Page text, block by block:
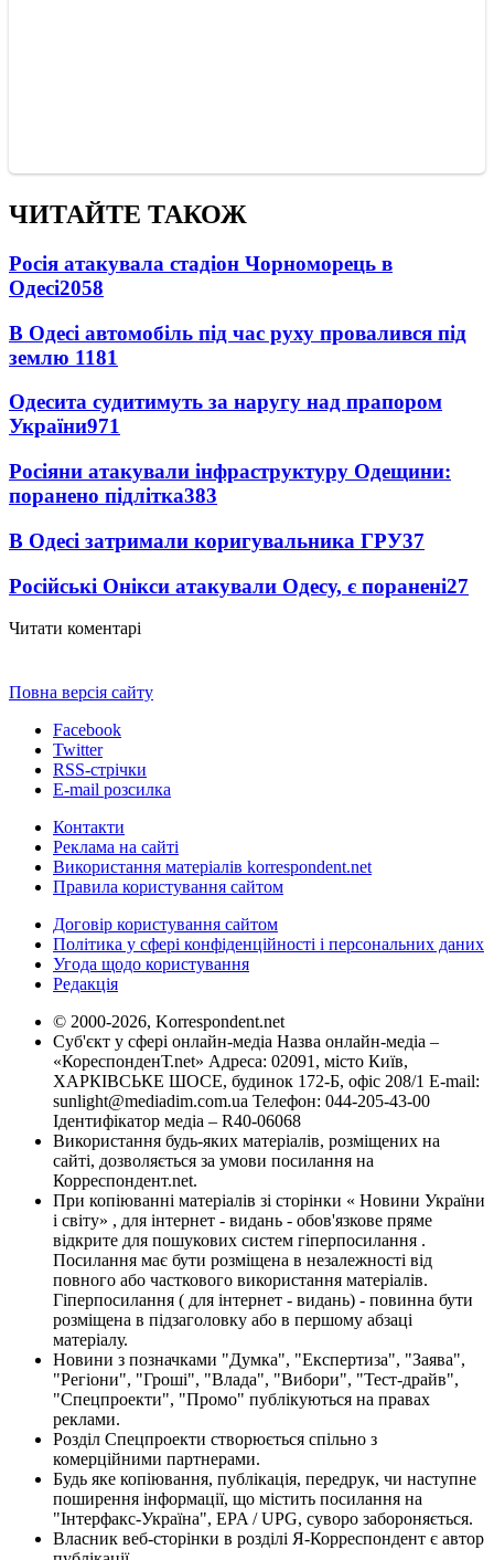
ЧИТАЙТЕ ТАКОЖ
Росія атакувала стадіон Чорноморець в
Одесі2058
В Одесі автомобіль під час руху провалився під
землю 1181
Одесита судитимуть за наругу над прапором
України971
Росіяни атакували інфраструктуру Одещини:
поранено підлітка383
В Одесі затримали коригувальника ГРУ37
Російські Онікси атакували Одесу, є поранені27
Читати коментарі
Повна версія сайту
Facebook
Twitter
RSS-стрічки
E-mail розсилка
Контакти
Реклама на сайті
Використання матеріалів korrespondent.net
Правила користування сайтом
Договір користування сайтом
Політика у сфері конфіденційності і персональних даних
Угода щодо користування
Редакція
© 2000-2026, Korrespondent.net
Суб'єкт у сфері онлайн-медіа Назва онлайн-медіа –
«КореспонденТ.net» Адреса: 02091, місто Київ,
ХАРКІВСЬКЕ ШОСЕ, будинок 172-Б, офіс 208/1 E-mail:
sunlight@mediadim.com.ua Телефон: 044-205-43-00
Ідентифікатор медіа – R40-06068
Використання будь-яких матеріалів, розміщених на
сайті, дозволяється за умови посилання на
Корреспондент.net.
При копіюванні матеріалів зі сторінки « Новини України
і світу» , для інтернет - видань - обов'язкове пряме
відкрите для пошукових систем гіперпосилання .
Посилання має бути розміщена в незалежності від
повного або часткового використання матеріалів.
Гіперпосилання ( для інтернет - видань) - повинна бути
розміщена в підзаголовку або в першому абзаці
матеріалу.
Новини з позначками "Думка", "Експертиза", "Заява",
"Регіони", "Гроші", "Влада", "Вибори", "Тест-драйв",
"Спецпроекти", "Промо" публікуються на правах
реклами.
Розділ Спецпроекти створюється спільно з
комерційними партнерами.
Будь яке копіювання, публікація, передрук, чи наступне
поширення інформації, що містить посилання на
"Інтерфакс-Україна", EPA / UPG, суворо забороняється.
Власник веб-сторінки в розділі Я-Корреспондент є автор